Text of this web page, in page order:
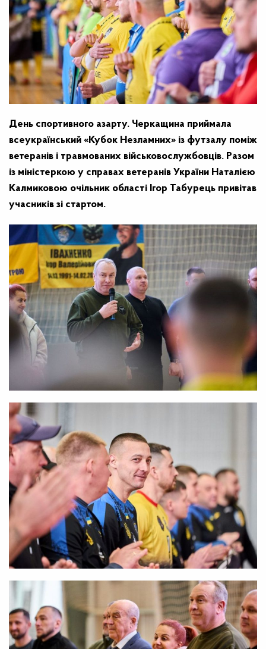
День спортивного азарту. Черкащина приймала
всеукраїнський «Кубок Незламних» із футзалу поміж
ветеранів і травмованих військовослужбовців. Разом
із міністеркою у справах ветеранів України Наталією
Калмиковою очільник області Ігор Табурець привітав
учасників зі стартом.